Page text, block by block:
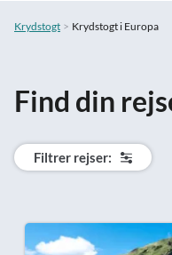
Krydstogt Krydstogt i Europa
Find din
Filtrer rejser: